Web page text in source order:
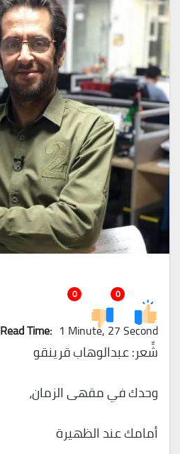
0
0
Read Time: 1 Minute, 27 Second
شِّعر: عبدالوهاب قرينقو
وحدك في مقهى الزمان،
أمامك عند الظهيرة